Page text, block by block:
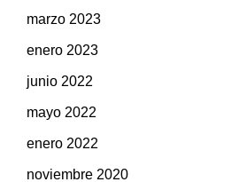
marzo 2023
enero 2023
junio 2022
mayo 2022
enero 2022
noviembre 2020